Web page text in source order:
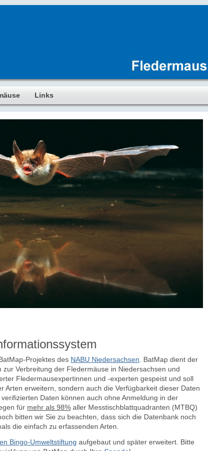
Links
Projektes des NABU Niedersachsen . BatMap dient der
Verbreitung der Fledermäuse in Niedersachsen und
Fledermausexpertinnen und -experten gespeist und soll
Arten erweitern, sondern auch die Verfügbarkeit dieser Daten
verifizierten Daten können auch ohne Anmeldung in der
für mehr als 98% aller Messtischblattquadranten (MTBQ)
bitten wir Sie zu beachten, dass sich die Datenbank noch
die einfach zu erfassenden Arten.
Bingo-Umweltstiftung aufgebaut und später erweitert. Bitte